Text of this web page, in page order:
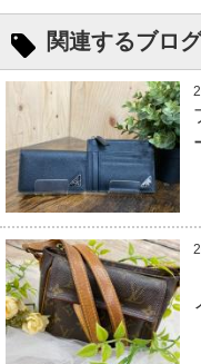
関連するブログ